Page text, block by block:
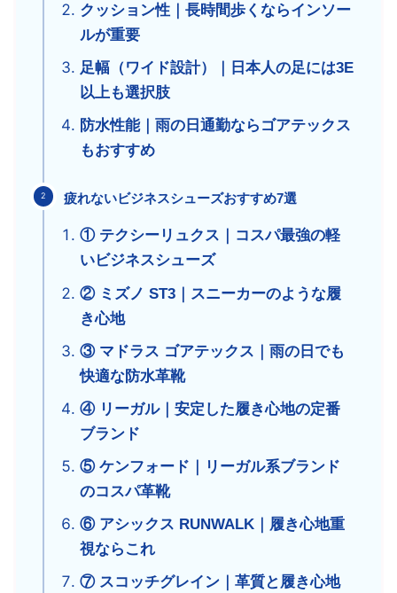
クッション性｜長時間歩くならインソー
ルが重要
足幅（ワイド設計）｜日本人の足には3E
以上も選択肢
防水性能｜雨の日通勤ならゴアテックス
もおすすめ
疲れないビジネスシューズおすすめ7選
① テクシーリュクス｜コスパ最強の軽
いビジネスシューズ
② ミズノ ST3｜スニーカーのような履
き心地
③ マドラス ゴアテックス｜雨の日でも
快適な防水革靴
④ リーガル｜安定した履き心地の定番
ブランド
⑤ ケンフォード｜リーガル系ブランド
のコスパ革靴
⑥ アシックス RUNWALK｜履き心地重
視ならこれ
⑦ スコッチグレイン｜革質と履き心地